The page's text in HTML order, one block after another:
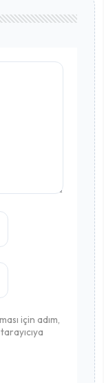
için adım,